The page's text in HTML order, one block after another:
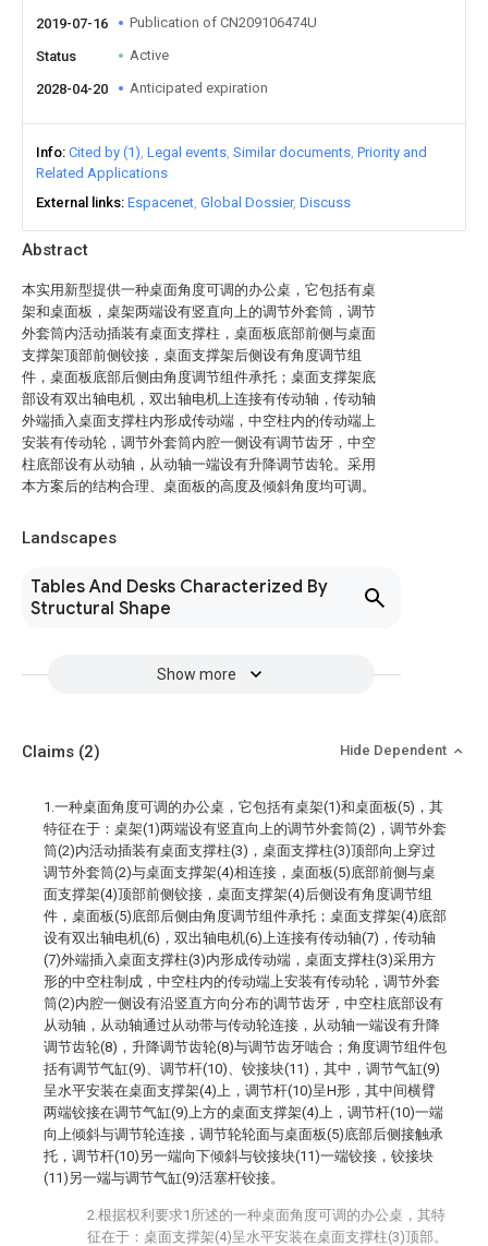
Abstract
本实用新型提供一种桌面角度可调的办公桌，它包括有桌
架和桌面板，桌架两端设有竖直向上的调节外套筒，调节
外套筒内活动插装有桌面支撑柱，桌面板底部前侧与桌面
支撑架顶部前侧铰接，桌面支撑架后侧设有角度调节组
件，桌面板底部后侧由角度调节组件承托；桌面支撑架底
部设有双出轴电机，双出轴电机上连接有传动轴，传动轴
外端插入桌面支撑柱内形成传动端，中空柱内的传动端上
安装有传动轮，调节外套筒内腔一侧设有调节齿牙，中空
柱底部设有从动轴，从动轴一端设有升降调节齿轮。采用
本方案后的结构合理、桌面板的高度及倾斜角度均可调。
Landscapes
Tables And Desks Characterized By
Structural Shape
Show more
2019-07-16 Publication of CN209106474U
Status Active
2028-04-20 Anticipated expiration
Info Cited by (1) Legal events Similar documents Priority and
Related Applications
External links Espacenet Global Dossier Discuss
Claims (2) Hide Dependent
1.一种桌面角度可调的办公桌，它包括有桌架(1)和桌面板(5)，其
特征在于：桌架(1)两端设有竖直向上的调节外套筒(2)，调节外套
筒(2)内活动插装有桌面支撑柱(3)，桌面支撑柱(3)顶部向上穿过
调节外套筒(2)与桌面支撑架(4)相连接，桌面板(5)底部前侧与桌
面支撑架(4)顶部前侧铰接，桌面支撑架(4)后侧设有角度调节组
件，桌面板(5)底部后侧由角度调节组件承托；桌面支撑架(4)底部
设有双出轴电机(6)，双出轴电机(6)上连接有传动轴(7)，传动轴
(7)外端插入桌面支撑柱(3)内形成传动端，桌面支撑柱(3)采用方
形的中空柱制成，中空柱内的传动端上安装有传动轮，调节外套
筒(2)内腔一侧设有沿竖直方向分布的调节齿牙，中空柱底部设有
从动轴，从动轴通过从动带与传动轮连接，从动轴一端设有升降
调节齿轮(8)，升降调节齿轮(8)与调节齿牙啮合；角度调节组件包
括有调节气缸(9)、调节杆(10)、铰接块(11)，其中，调节气缸(9)
呈水平安装在桌面支撑架(4)上，调节杆(10)呈H形，其中间横臂
两端铰接在调节气缸(9)上方的桌面支撑架(4)上，调节杆(10)一端
向上倾斜与调节轮连接，调节轮轮面与桌面板(5)底部后侧接触承
托，调节杆(10)另一端向下倾斜与铰接块(11)一端铰接，铰接块
(11)另一端与调节气缸(9)活塞杆铰接。
2.根据权利要求1所述的一种桌面角度可调的办公桌，其特
征在于：桌面支撑架(4)呈水平安装在桌面支撑柱(3)顶部。